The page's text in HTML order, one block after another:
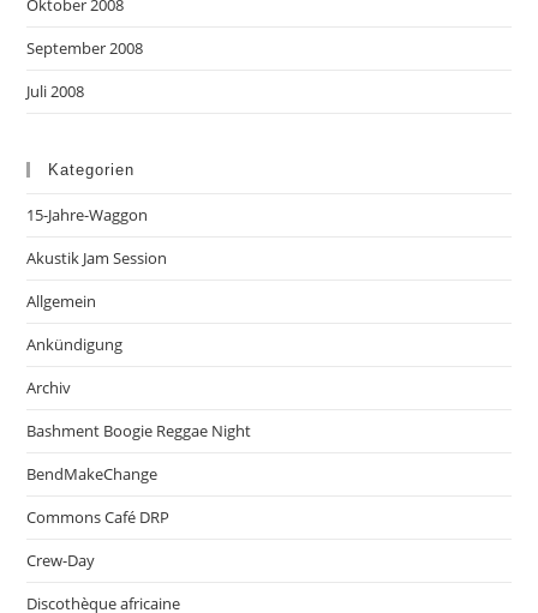
Oktober 2008
September 2008
Juli 2008
Kategorien
15-Jahre-Waggon
Akustik Jam Session
Allgemein
Ankündigung
Archiv
Bashment Boogie Reggae Night
BendMakeChange
Commons Café DRP
Crew-Day
Discothèque africaine